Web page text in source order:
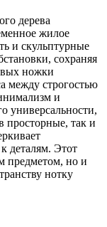
дерева
жилое
и скульптурные
сохраняя
ножки
между строгостью
и
универсальности,
просторные, так и
деталям. Этот
предметом, но и
нотку